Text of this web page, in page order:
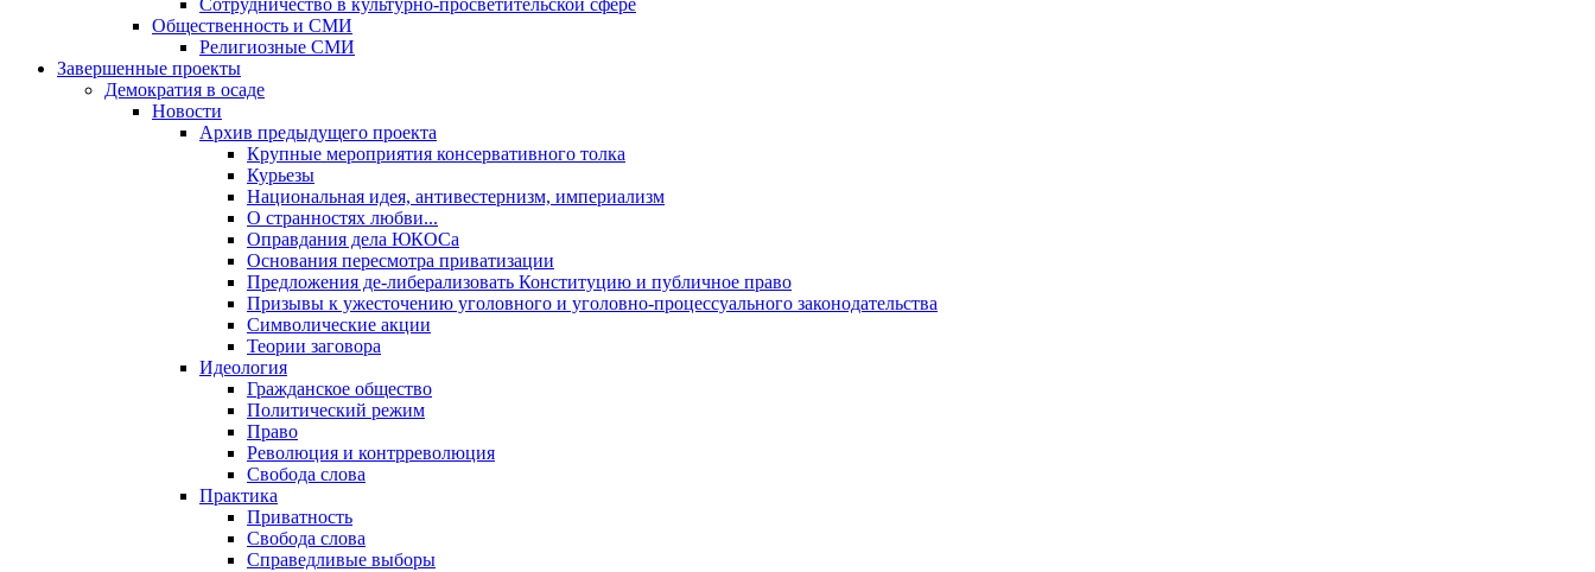
Сотрудничество в культурно-просветительской сфере
Общественность и СМИ
Религиозные СМИ
Завершенные проекты
Демократия в осаде
Новости
Архив предыдущего проекта
Крупные мероприятия консервативного толка
Курьезы
Национальная идея, антивестернизм, империализм
О странностях любви...
Оправдания дела ЮКОСа
Основания пересмотра приватизации
Предложения де-либерализовать Конституцию и публичное право
Призывы к ужесточению уголовного и уголовно-процессуального законодательства
Символические акции
Теории заговора
Идеология
Гражданское общество
Политический режим
Право
Революция и контрреволюция
Свобода слова
Практика
Приватность
Свобода слова
Справедливые выборы